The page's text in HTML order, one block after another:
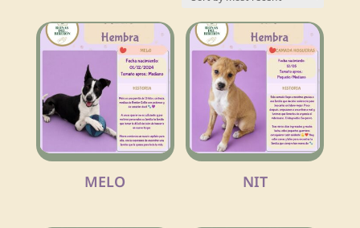
latest
MELO NIT